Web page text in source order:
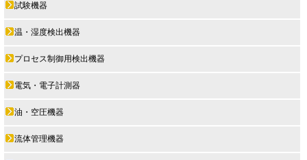
試験機器
温・湿度検出機器
プロセス制御用検出機器
電気・電子計測器
油・空圧機器
流体管理機器